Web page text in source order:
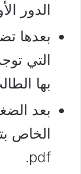
الدور
بعدها
التي
بها
بعد
الخاص
pdf.